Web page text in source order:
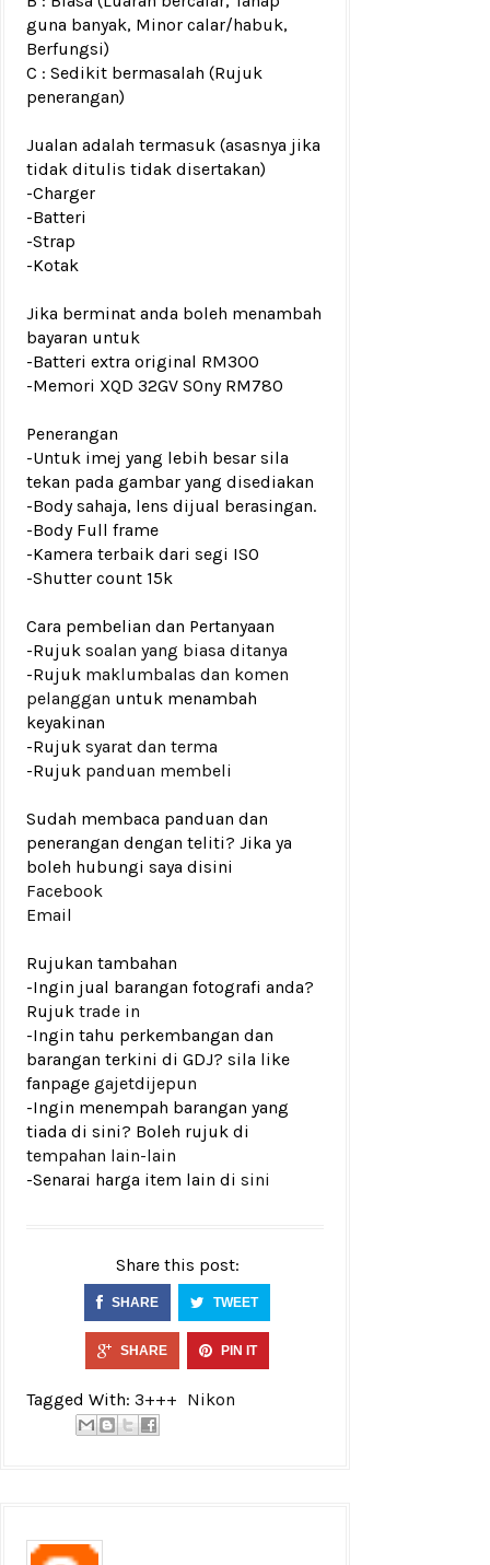
guna banyak, Minor calar/habuk,
Berfungsi)
C : Sedikit bermasalah (Rujuk
penerangan)
Jualan adalah termasuk (asasnya jika
tidak ditulis tidak disertakan)
-Charger
-Batteri
-Strap
-Kotak
Jika berminat anda boleh menambah
bayaran untuk
-Batteri extra original RM300
-Memori XQD 32GV SOny RM780
Penerangan
-Untuk imej yang lebih besar sila
tekan pada gambar yang disediakan
-Body sahaja, lens dijual berasingan.
-Body Full frame
-Kamera terbaik dari segi ISO
-Shutter count 15k
Cara pembelian dan Pertanyaan
-Rujuk soalan yang biasa ditanya
-Rujuk maklumbalas dan komen
pelanggan untuk menambah
keyakinan
-Rujuk syarat dan terma
-Rujuk panduan membeli
Sudah membaca panduan dan
penerangan dengan teliti? Jika ya
boleh hubungi saya disini
Facebook
Email
Rujukan tambahan
-Ingin jual barangan fotografi anda?
Rujuk trade in
-Ingin tahu perkembangan dan
barangan terkini di GDJ? sila like
fanpage gajetdijepun
-Ingin menempah barangan yang
tiada di sini? Boleh rujuk di
tempahan lain-lain
-Senarai harga item lain di sini
Share this post:
SHARE TWEET
SHARE PIN IT
Tagged With: 3+++ Nikon